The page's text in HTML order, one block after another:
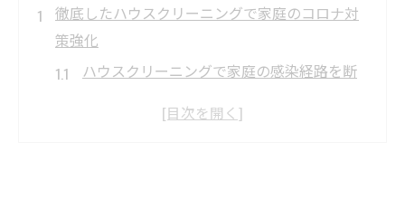
徹底したハウスクリーニングで家庭のコロナ対
策強化
ハウスクリーニングで家庭の感染経路を断
コロナ対策に強いハウスクリーニング実践